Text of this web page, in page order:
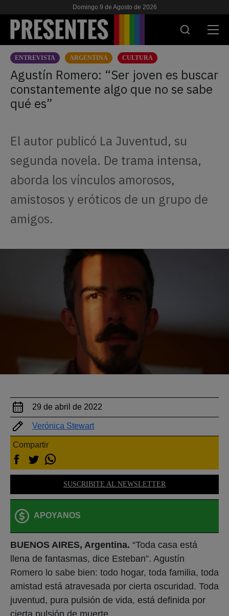
Domingo 9 de Agosto de 2026
ACTUALIDAD
INVESTIGACIONES
VIH & SIDA
ESCUELA
NOSOTRES
ENTREVISTA ARGENTINA CULTURA
Agustín Romero: “Ser joven es buscar
constantemente algo que no se sabe
qué es”
El autor publicó La Juventud, su
segunda novela. De trama intensa,
aborda los vínculos amorosos,
amistosos y eróticos de un grupo de
amigos.
29 de abril de 2022
Verónica Stewart
Compartir
SUSCRIBITE AL NEWSLETTER
APOYANOS
BUENOS AIRES, Argentina. “Toda casa está
llena de fantasmas, dice Esteban”. Agustín
Romero lo sabe bien: todo hogar, toda familia, toda
amistad está atravesada por cierta oscuridad. Toda
juventud, pura pulsión de vida, está definida por
cierta pulsión de muerte.